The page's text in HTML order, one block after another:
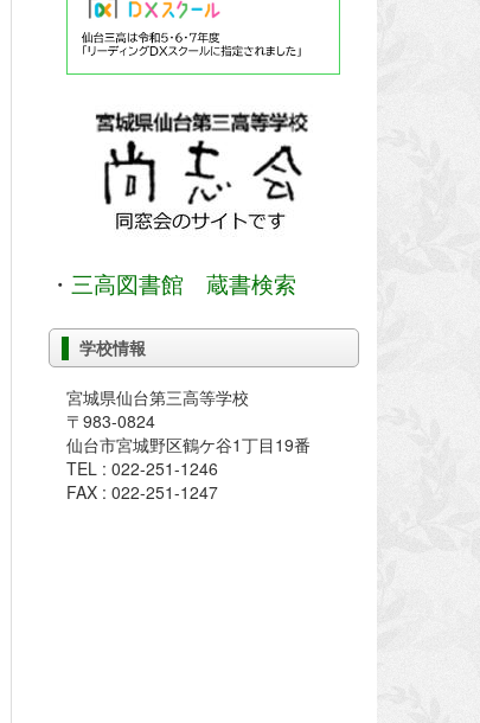
・ 三高図書館 蔵書検索
学校情報
宮城県仙台第三高等学校
〒983-0824
仙台市宮城野区鶴ケ谷1丁目19番
TEL : 022-251-1246
FAX : 022-251-1247